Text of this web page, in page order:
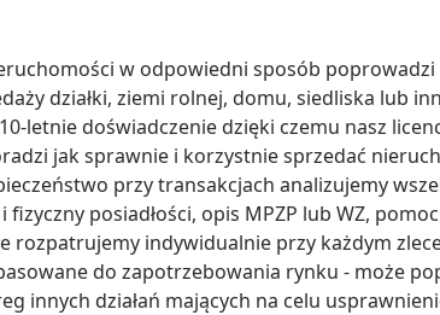
w odpowiedni sposób poprowadzi
działki, ziemi rolnej, domu, siedliska lub
letnie doświadczenie dzięki czemu nasz
jak sprawnie i korzystnie sprzedać
przy transakcjach analizujemy
posiadłości, opis MPZP lub WZ,
rozpatrujemy indywidualnie przy każdym
do zapotrzebowania rynku - może
innych działań mających na celu